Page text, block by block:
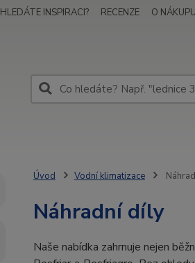
HLEDÁTE INSPIRACI? RECENZE O NÁKUPU
Úvod Vodní klimatizace
Náhradní díly
Naše nabídka zahrnuje nejen